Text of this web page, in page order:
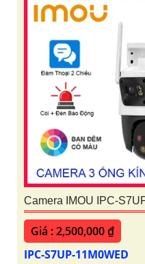
Camera IMOU IPC-
Giá : 2,500,000 ₫
IPC-S7UP-11M0WED